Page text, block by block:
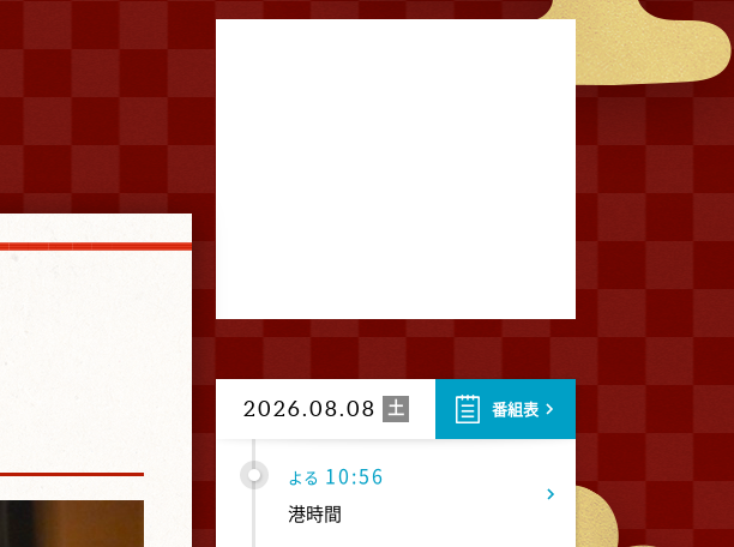
2026.08.08 土 番組表
か!! 池上流映像ショーSP
私の幸福時間
よる 10:56
港時間